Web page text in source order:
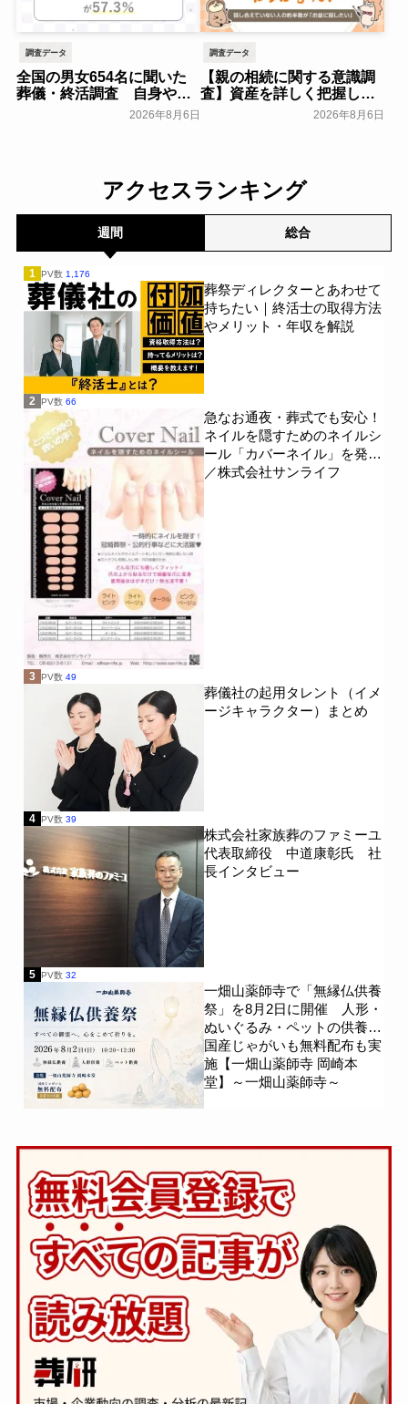
調査データ
全国の男女654名に聞いた
葬儀・終活調査 自身や家
族の葬儀について「特に考
2026年8月6日
調査データ
【親の相続に関する意識調
査】資産を詳しく把握して
いる人はわずか7％？具体的
て400名を対象に意識調査
2026年8月6日
アクセスランキング
週間 総合
1 PV数 1,176
葬祭ディレクターとあわせて
持ちたい｜終活士の取得方法
やメリット・年収を解説
2 PV数 66
急なお通夜・葬式でも安心！
ネイルを隠すためのネイルシ
ール「カバーネイル」を発売
／株式会社サンライフ
3 PV数 49
葬儀社の起用タレント（イメ
ージキャラクター）まとめ
4 PV数 39
株式会社家族葬のファミーユ
代表取締役 中道康彰氏 社
長インタビュー
5 PV数 32
一畑山薬師寺で「無縁仏供養
祭」を8月2日に開催 人形・
ぬいぐるみ・ペットの供養、
国産じゃがいも無料配布も実
施【一畑山薬師寺 岡崎本
堂】～一畑山薬師寺～